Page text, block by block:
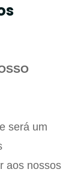
será um
aos nossos